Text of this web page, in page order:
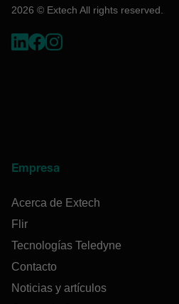
2026 © Extech All rights reserved.
Empresa
Acerca de Extech
Flir
Tecnologías Teledyne
Contacto
Noticias y artículos